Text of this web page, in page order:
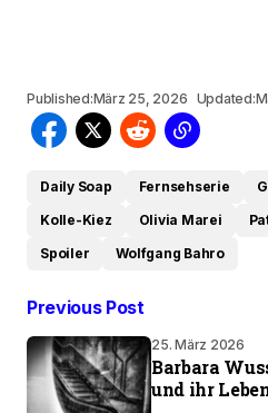
Published:März 25, 2026 Updated:
Daily Soap Fernsehserie
Kolle-Kiez
Olivia Marei
Spoiler
Wolfgang Bahro
Previous Post
25. März 2026
Barbara
und ihr